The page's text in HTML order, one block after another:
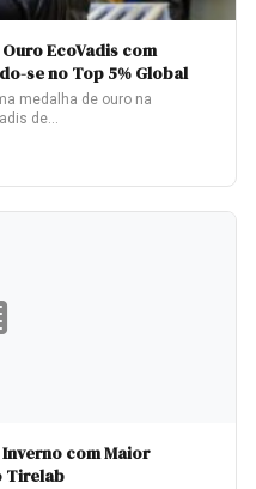
EcoVadis com
se no Top 5% Global
medalha de ouro na
de…
com Maior
Tirelab